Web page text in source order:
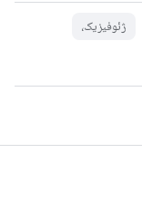
ژئوفیزیک،